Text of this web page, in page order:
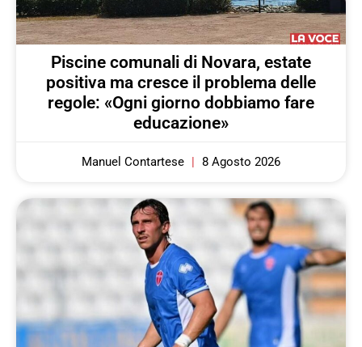
Piscine comunali di Novara, estate
positiva ma cresce il problema delle
regole: «Ogni giorno dobbiamo fare
educazione»
Manuel Contartese 8 Agosto 2026